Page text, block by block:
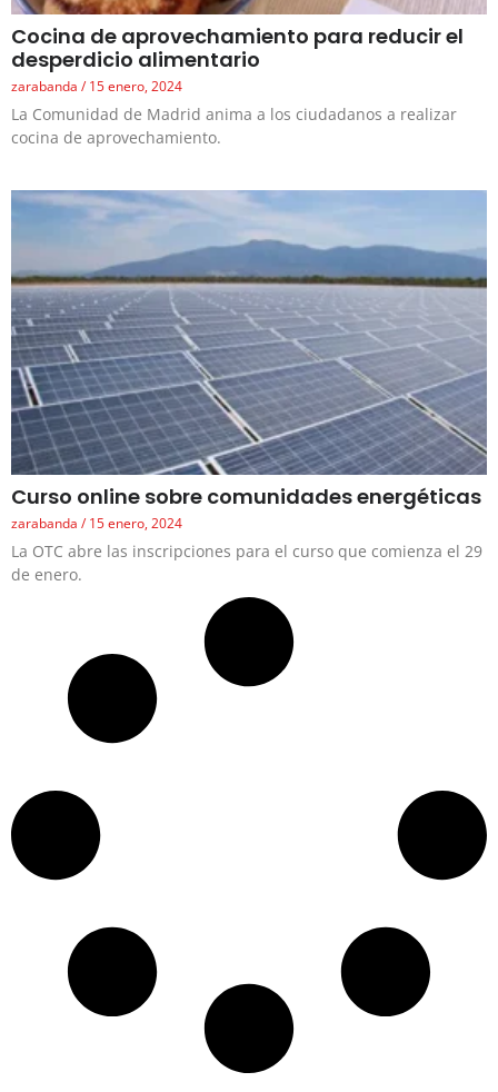
Cocina de aprovechamiento para reducir el
desperdicio alimentario
zarabanda 15 enero, 2024
La Comunidad de Madrid anima a los ciudadanos a realizar
cocina de aprovechamiento.
Curso online sobre comunidades energéticas
zarabanda 15 enero, 2024
La OTC abre las inscripciones para el curso que comienza el 29
de enero.